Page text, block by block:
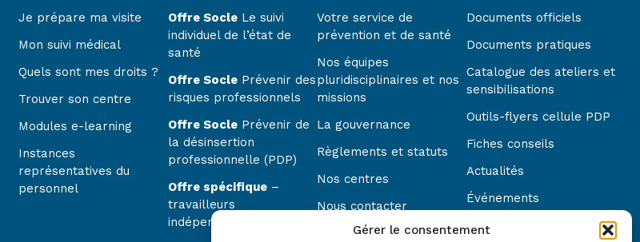
Gérer le consentement
Je prépare ma visite
Mon suivi médical
Quels sont mes droits ?
Trouver son centre
Modules e-learning
Instances
représentatives du
personnel
Offre SocleLe suivi
individuel de l’état de
santé
Offre SoclePrévenir des
risques professionnels
Offre SoclePrévenir de
la désinsertion
professionnelle (PDP)
Offre spécifique–
travailleurs
indépendants
Votre service de
prévention et de santé
Nos équipes
pluridisciplinaires et nos
missions
La gouvernance
Règlements et statuts
Nos centres
Nous contacter
Notre démarche qualité
Documents officiels
Documents pratiques
Catalogue des ateliers et
sensibilisations
Outils-flyers cellule PDP
Fiches conseils
Actualités
Événements
Modules e-learning